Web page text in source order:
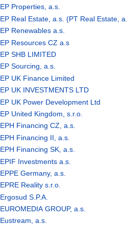
EP Properties, a.s.
EP Real Estate, a.s. (PT Real Estate,
EP Renewables a.s.
EP Resources CZ a.s
EP SHB LIMITED
EP Sourcing, a.s.
EP UK Finance Limited
EP UK INVESTMENTS LTD
EP UK Power Development Ltd
EP United Kingdom, s.r.o.
EPH Financing CZ, a.s.
EPH Financing II, a.s.
EPH Financing SK, a.s.
EPIF Investments a.s.
EPPE Germany, a.s.
EPRE Reality s.r.o.
Ergosud S.P.A.
EUROMEDIA GROUP, a.s.
Eustream, a.s.